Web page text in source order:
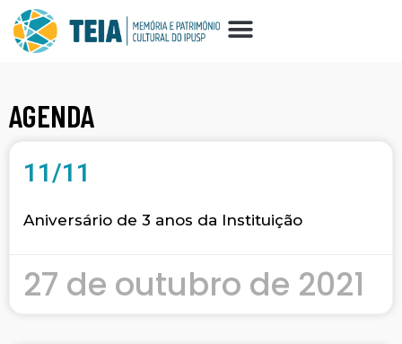
AGENDA
11/11
Aniversário de 3 anos da Instituição
27 de outubro de 2021